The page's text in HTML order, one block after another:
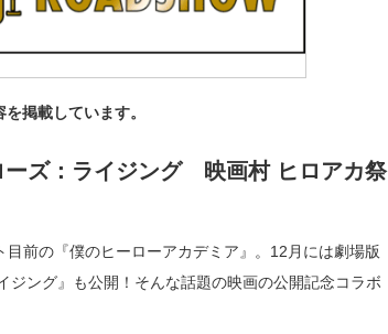
掲載しています。
ーズ：ライジング 映画村 ヒロアカ祭
前の『僕のヒーローアカデミア』。12月には劇場版
ング』も公開！そんな話題の映画の公開記念コラボ